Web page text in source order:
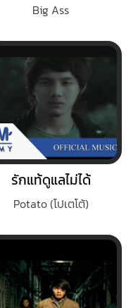
Big Ass
รักแท้ดูแลไม่ได้
Potato (โปเตโต้)